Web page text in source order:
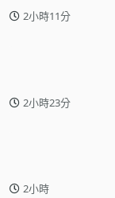
2小時11分
2小時23分
2小時